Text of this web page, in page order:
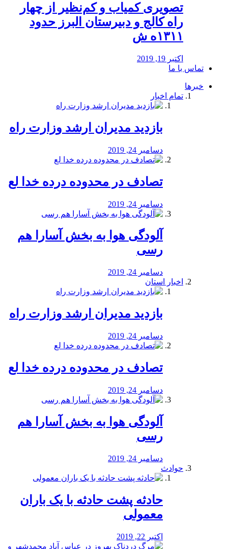
️تصویری کمیاب و کم‌نظیر از چهار
راه كالج و دبيرستان البرز حدود
۱۳۱۱ه ش
اکتبر 19, 2019
تماس با ما
خبرها
تمام اخبار
بازدید مدیران ارشد وزارت راه
دسامبر 24, 2019
تصادف در محدوده درده خدا لع
دسامبر 24, 2019
آلودگی هوا به بخش آسارا هم
رسی
دسامبر 24, 2019
اخبار استان
بازدید مدیران ارشد وزارت راه
دسامبر 24, 2019
تصادف در محدوده درده خدا لع
دسامبر 24, 2019
آلودگی هوا به بخش آسارا هم
رسی
دسامبر 24, 2019
حوادث
️حادثه پشت حادثه با یک باران
معمولی
اکتبر 22, 2019